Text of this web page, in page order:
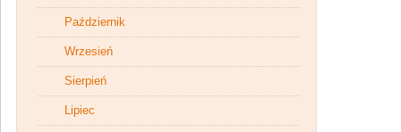
Październik
Wrzesień
Sierpień
Lipiec